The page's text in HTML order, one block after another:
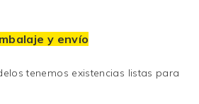
y envío
tenemos existencias listas para